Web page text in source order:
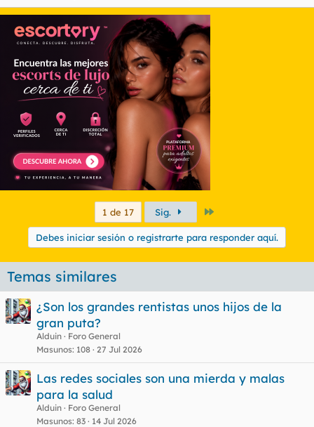
1 de 17 Sig.
Debes iniciar sesión o registrarte para responder aquí.
Temas similares
¿Son los grandes rentistas unos hijos de la
gran puta?
Alduin
Foro General
Masunos 108 27 Jul 2026
Las redes sociales son una mierda y malas
para la salud
Alduin
Foro General
Masunos 83 14 Jul 2026